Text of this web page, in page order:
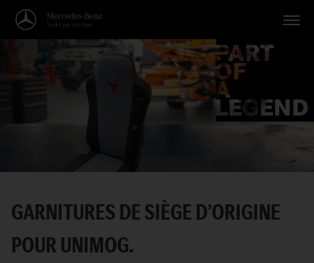
Véhicules
Thèmes
Service
Français
GARNITURES DE SIÈGE D’ORIGINE
POUR UNIMOG.